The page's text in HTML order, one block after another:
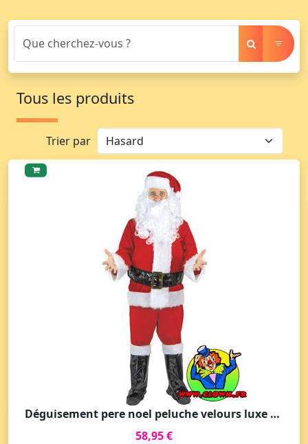
Tous les produits
Trier par
Déguisement pere noel peluche velours luxe adulte
58,95 €